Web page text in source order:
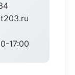
17:00